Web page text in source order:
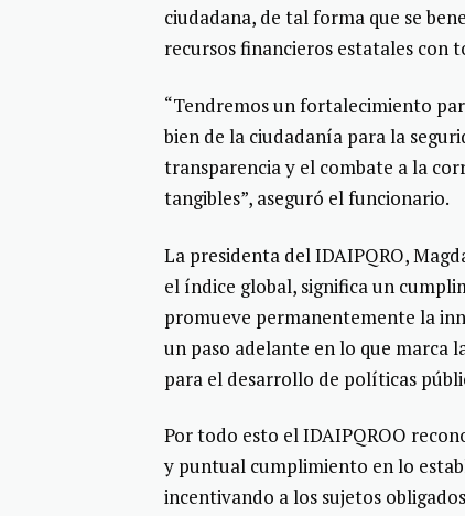
ciudadana, de tal forma que se
recursos financieros estatales con
“Tendremos un fortalecimiento
bien de la ciudadanía para la
transparencia y el combate a la
tangibles”, aseguró el funcionario.
La presidenta del IDAIPQRO,
el índice global, significa un
promueve permanentemente la
un paso adelante en lo que marca
para el desarrollo de políticas
Por todo esto el IDAIPQROO
y puntual cumplimiento en lo
incentivando a los sujetos